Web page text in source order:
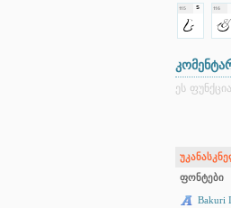
ეს
ფონტები
Bakuri